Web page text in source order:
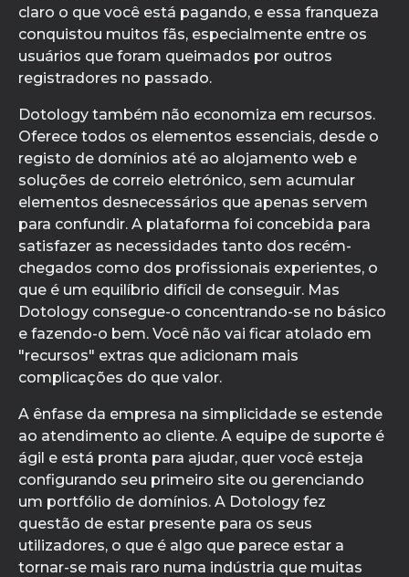
claro o que você está pagando, e essa franqueza
conquistou muitos fãs, especialmente entre os
usuários que foram queimados por outros
registradores no passado.
Dotology também não economiza em recursos.
Oferece todos os elementos essenciais, desde o
registo de domínios até ao alojamento web e
soluções de correio eletrónico, sem acumular
elementos desnecessários que apenas servem
para confundir. A plataforma foi concebida para
satisfazer as necessidades tanto dos recém-
chegados como dos profissionais experientes, o
que é um equilíbrio difícil de conseguir. Mas
Dotology consegue-o concentrando-se no básico
e fazendo-o bem. Você não vai ficar atolado em
"recursos" extras que adicionam mais
complicações do que valor.
A ênfase da empresa na simplicidade se estende
ao atendimento ao cliente. A equipe de suporte é
ágil e está pronta para ajudar, quer você esteja
configurando seu primeiro site ou gerenciando
um portfólio de domínios. A Dotology fez
questão de estar presente para os seus
utilizadores, o que é algo que parece estar a
tornar-se mais raro numa indústria que muitas